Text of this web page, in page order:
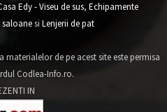
Edy - Viseu de sus, Echipamente
si Lenjerii de pat
de pe acest site este permisa
Codlea-Info.ro.
IN